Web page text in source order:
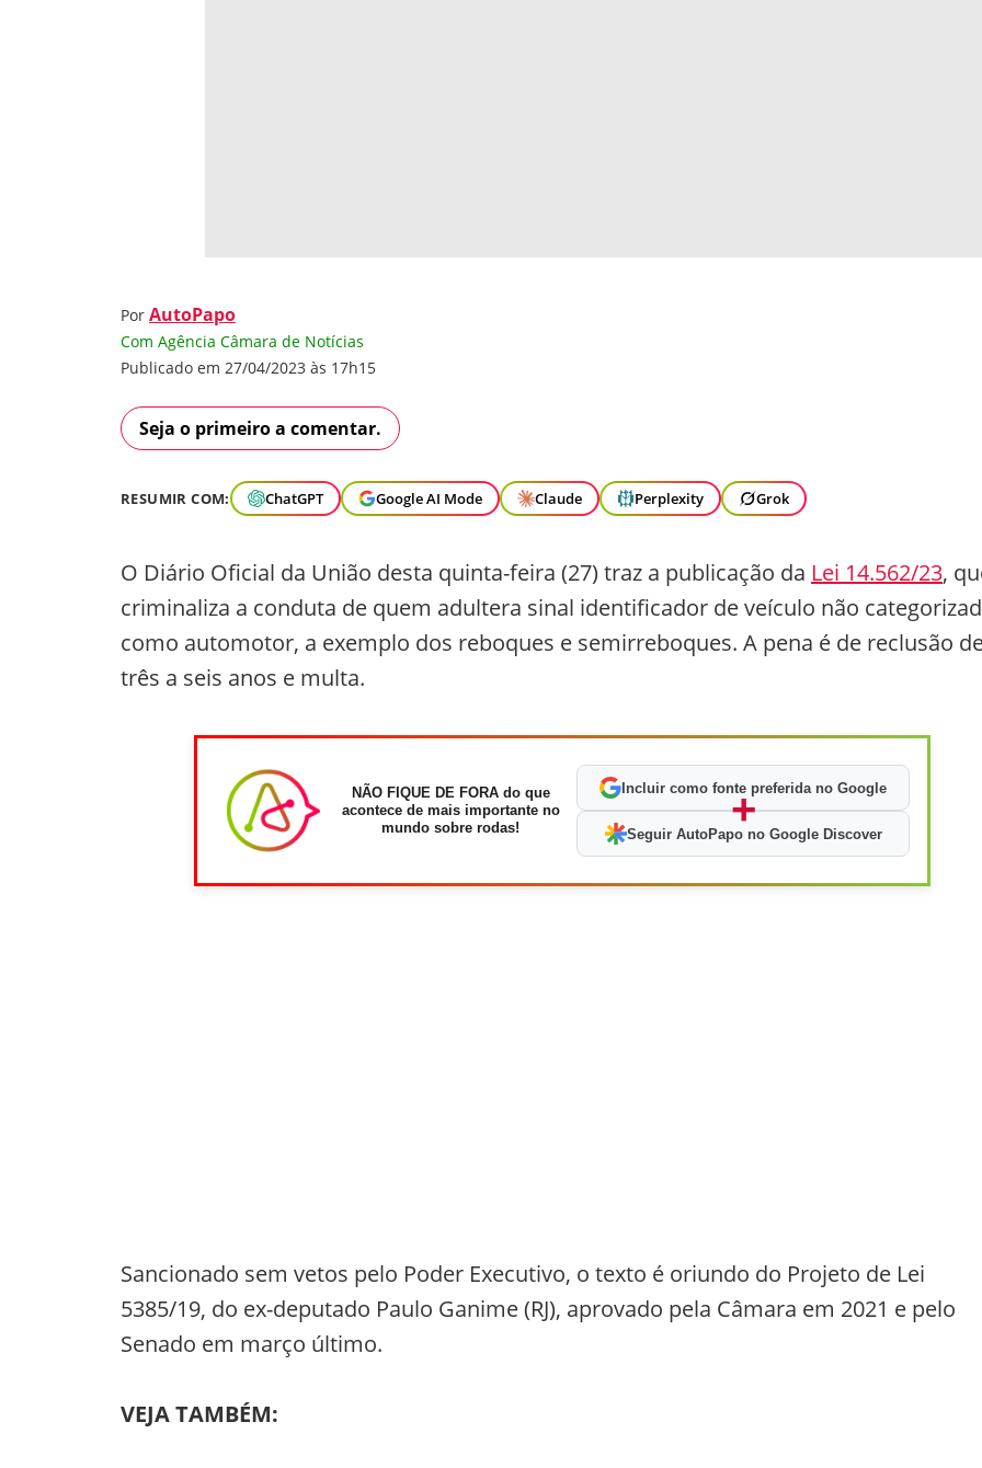
Por AutoPapo
Com Agência Câmara de Notícias
Publicado em 27/04/2023 às 17h15
Seja o primeiro a comentar.
RESUMIR COM: ChatGPT Google AI Mode Claude Perplexity Grok
O Diário Oficial da União desta quinta-feira (27) traz a publicação da Lei 14.562/23,
criminaliza a conduta de quem adultera sinal identificador de veículo não
como automotor, a exemplo dos reboques e semirreboques. A pena é de reclusão
três a seis anos e multa.
NÃO FIQUE DE FORA do que
acontece de mais importante no
mundo sobre rodas!
Incluir como fonte preferida no Google
+
Seguir AutoPapo no Google Discover
Sancionado sem vetos pelo Poder Executivo, o texto é oriundo do Projeto de Lei
5385/19, do ex-deputado Paulo Ganime (RJ), aprovado pela Câmara em 2021 e pelo
Senado em março último.
VEJA TAMBÉM: